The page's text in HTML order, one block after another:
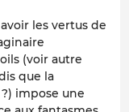
les vertus de
(voir autre
que la
impose une